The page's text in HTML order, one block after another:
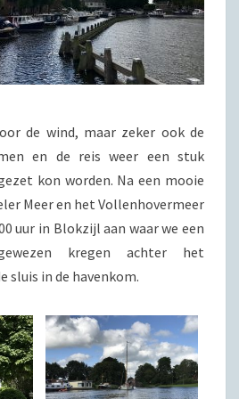
de wind, maar zeker ook de
en de reis weer een stuk
kon worden. Na een mooie
Meer en het Vollenhovermeer
uur in Blokzijl aan waar we een
kregen achter het
sluis in de havenkom.